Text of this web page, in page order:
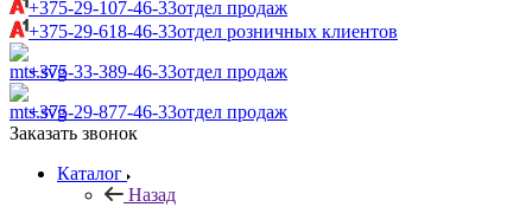
+375-29-107-46-33отдел продаж
+375-29-618-46-33отдел розничных клиентов
+375-33-389-46-33отдел продаж
+375-29-877-46-33отдел продаж
Заказать звонок
Каталог
Назад